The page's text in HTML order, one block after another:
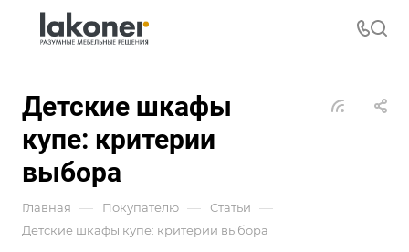
Детские шкафы
купе: критерии
выбора
Главная — Покупателю — Статьи —
Детские шкафы купе: критерии выбора